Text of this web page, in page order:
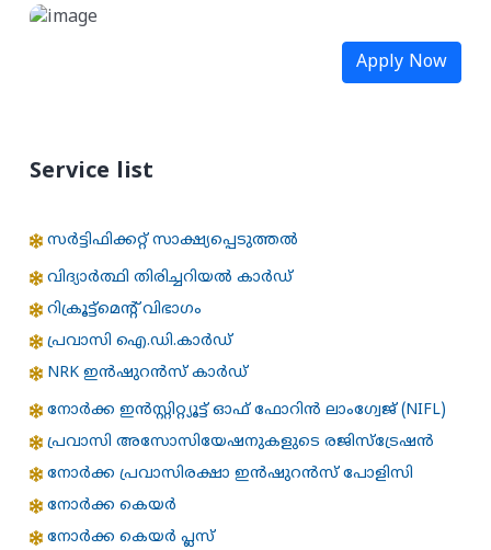
Apply Now
Service list
സർട്ടിഫിക്കറ്റ് സാക്ഷ്യപ്പെടുത്തൽ
വിദ്യാർത്ഥി തിരിച്ചറിയൽ കാർഡ്
റിക്രൂട്ട്മെന്റ് വിഭാഗം
പ്രവാസി ഐ.ഡി.കാർഡ്
NRK ഇൻഷുറൻസ് കാർഡ്
നോർക്ക ഇൻസ്റ്റിറ്റ്യൂട്ട് ഓഫ് ഫോറിൻ ലാംഗ്വേജ് (NIFL)
പ്രവാസി അസോസിയേഷനുകളുടെ രജിസ്ട്രേഷൻ
നോര്‍ക്ക പ്രവാസിരക്ഷാ ഇന്‍ഷുറന്‍സ് പോളിസി
നോര്‍ക്ക കെയര്‍
നോര്‍ക്ക കെയര്‍ പ്ലസ്